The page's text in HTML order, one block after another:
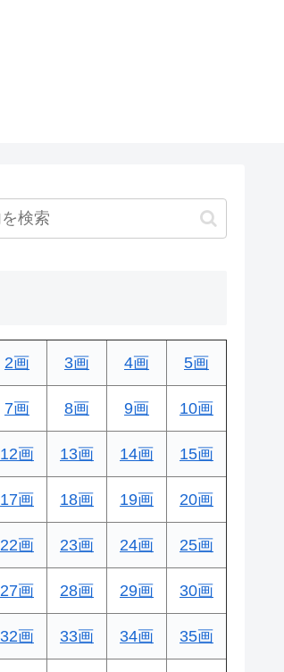
2画 3画 4画 5画
7画 8画 9画 10画
12画 13画 14画 15画
17画 18画 19画 20画
22画 23画 24画 25画
27画 28画 29画 30画
32画 33画 34画 35画